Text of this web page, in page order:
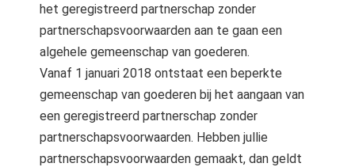
het geregistreerd partnerschap zonder
partnerschapsvoorwaarden aan te gaan een
algehele gemeenschap van goederen.
Vanaf 1 januari 2018 ontstaat een beperkte
gemeenschap van goederen bij het aangaan van
een geregistreerd partnerschap zonder
partnerschapsvoorwaarden. Hebben jullie
partnerschapsvoorwaarden gemaakt, dan geldt